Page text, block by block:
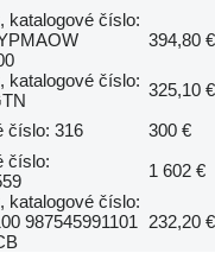
katalogové číslo:
394,80 €
katalogové číslo: 325,10 €
číslo: 316
300 €
číslo:
1 602 €
katalogové číslo:
987545991101
232,20 €